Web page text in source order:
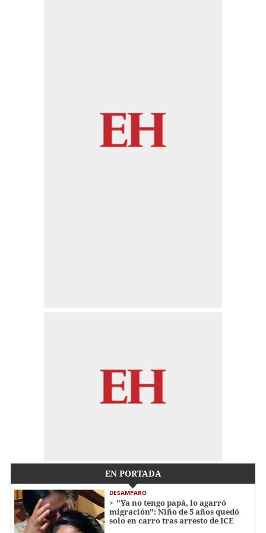
EN PORTADA
DESAMPARO
"Ya no tengo papá, lo agarró
migración": Niño de 5 años quedó
solo en carro tras arresto de ICE